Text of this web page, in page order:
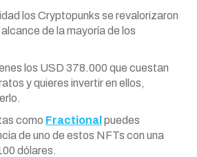
los Cryptopunks se revalorizaron
de la mayoría de los
los USD 378.000 que cuestan
y quieres invertir en ellos,
como Fractional puedes
de uno de estos NFTs con una
dólares.